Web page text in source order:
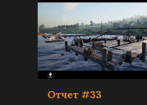
Отчет #33